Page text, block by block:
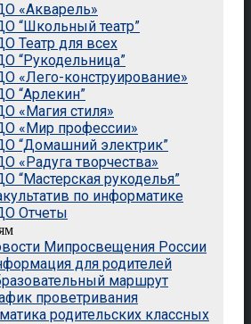
«Акварель»
“Школьный театр”
Театр для всех
“Рукодельница”
«Лего-конструирование»
“Арлекин”
«Магия стиля»
«Мир профессии»
“Домашний электрик”
«Радуга творчества»
“Мастерская рукоделья”
по информатике
Отчеты
Мипросвещения России
для родителей
маршрут
проветривания
родительских классных